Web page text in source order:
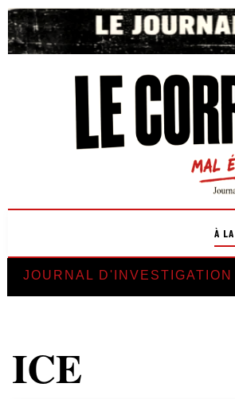
À
JOURNAL D'INVESTIGATION
ICE